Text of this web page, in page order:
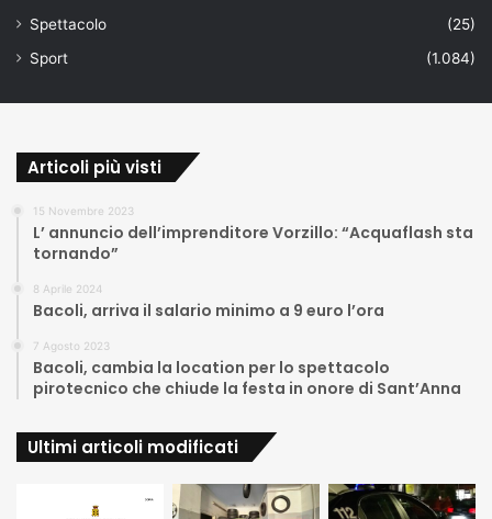
Spettacolo
(25)
Sport
(1.084)
Articoli più visti
15 Novembre 2023
L’ annuncio dell’imprenditore Vorzillo: “Acquaflash sta
tornando”
8 Aprile 2024
Bacoli, arriva il salario minimo a 9 euro l’ora
7 Agosto 2023
Bacoli, cambia la location per lo spettacolo
pirotecnico che chiude la festa in onore di Sant’Anna
Ultimi articoli modificati